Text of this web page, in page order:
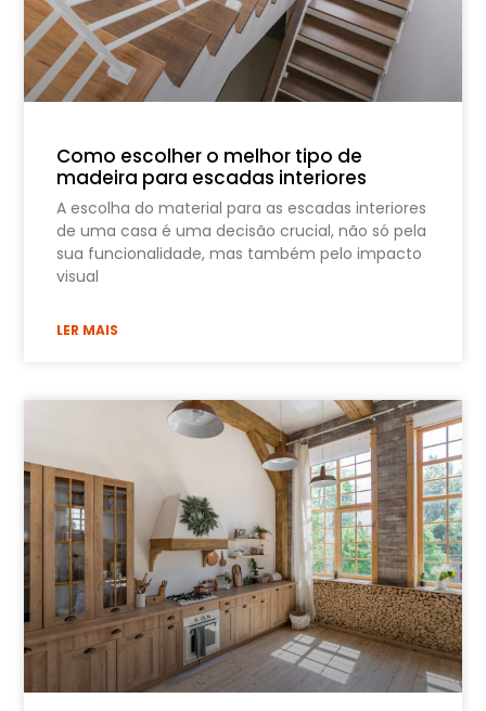
Como escolher o melhor tipo de
madeira para escadas interiores
A escolha do material para as escadas interiores
de uma casa é uma decisão crucial, não só pela
sua funcionalidade, mas também pelo impacto
visual
LER MAIS